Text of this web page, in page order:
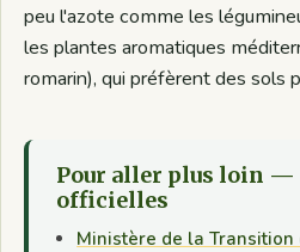
peu l'azote comme les
les plantes aromatiques
romarin), qui préfèrent des sols
Pour aller plus loin —
officielles
Ministère de la Transition